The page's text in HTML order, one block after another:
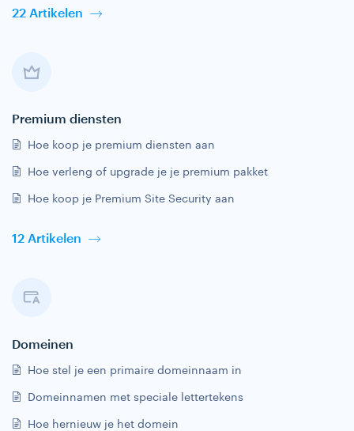
22 Artikelen
Premium diensten
Hoe koop je premium diensten aan
Hoe verleng of upgrade je je premium pakket
Hoe koop je Premium Site Security aan
12 Artikelen
Domeinen
Hoe stel je een primaire domeinnaam in
Domeinnamen met speciale lettertekens
Hoe hernieuw je het domein